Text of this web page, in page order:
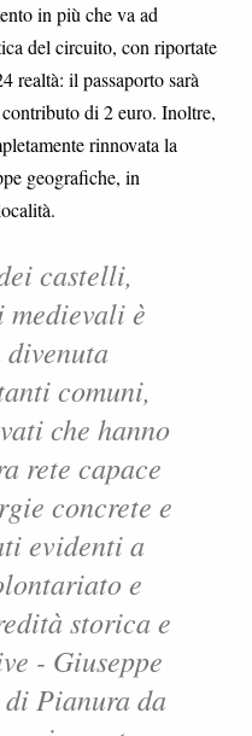
in più che va ad
del circuito, con riportate
realtà: il passaporto sarà
di 2 euro. Inoltre,
rinnovata la
geografiche, in
castelli,
medievali è
comuni,
che hanno
rete capace
concrete e
evidenti a
e
storica e
- Giuseppe
di Pianura da